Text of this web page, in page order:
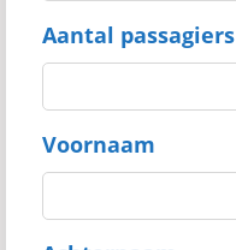
Aantal passagiers
Voornaam